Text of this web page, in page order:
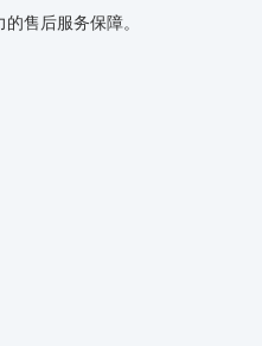
售后服务保障。